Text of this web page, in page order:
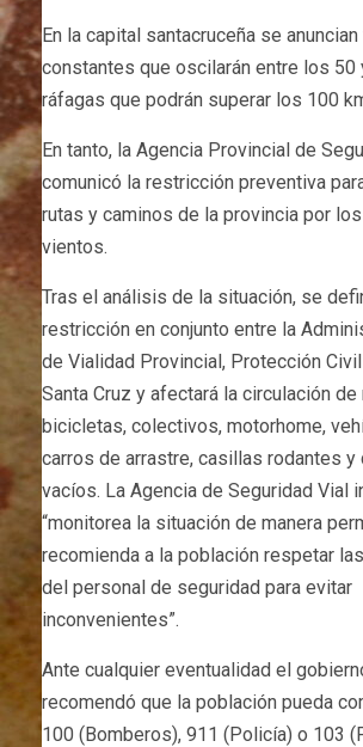
En la capital santacruceña se
constantes que oscilarán entre los 50
ráfagas que podrán superar los 100
En tanto, la Agencia Provincial de
comunicó la restricción preventiva
rutas y caminos de la provincia por
vientos.
Tras el análisis de la situación, se
restricción en conjunto entre la
de Vialidad Provincial, Protección
Santa Cruz y afectará la circulación
bicicletas, colectivos, motorhome,
carros de arrastre, casillas rodantes y
vacíos. La Agencia de Seguridad Vial
“monitorea la situación de manera
recomienda a la población respetar
del personal de seguridad para evitar
inconvenientes”.
Ante cualquier eventualidad el
recomendó que la población pueda
100 (Bomberos), 911 (Policía) o 103